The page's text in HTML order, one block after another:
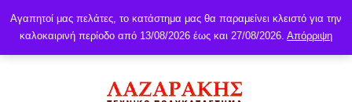
Αγαπητοί μας πελάτες, το κατάστημα μας θα παραμείνει κλειστό για την
καλοκαιρινή περίοδο από 13/08/2026 έως και 27/08/2026. Απόρριψη